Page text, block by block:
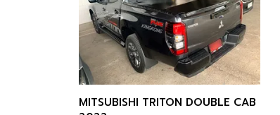
MITSUBISHI TRITON DOUBLE CAB